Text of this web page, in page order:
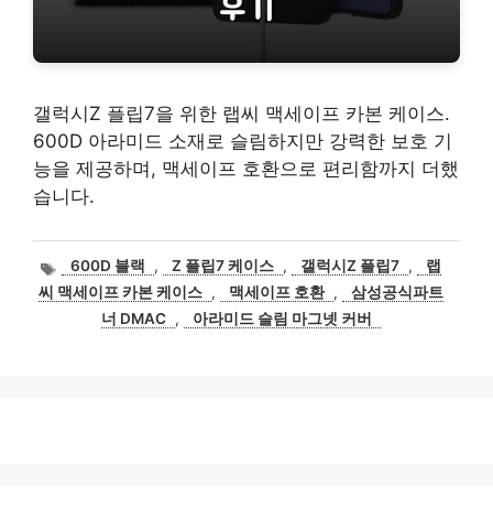
갤럭시Z 플립7을 위한 랩씨 맥세이프 카본 케이스.
600D 아라미드 소재로 슬림하지만 강력한 보호 기
능을 제공하며, 맥세이프 호환으로 편리함까지 더했
습니다.
태
그
600D 블랙 , Z 플립7 케이스 , 갤럭시Z 플립7 ,
랩
씨 맥세이프 카본 케이스 , 맥세이프 호환 ,
삼성공식파트
너 DMAC , 아라미드 슬림 마그넷 커버